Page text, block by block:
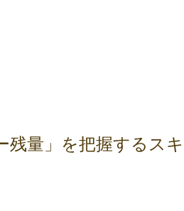
量」を把握するス